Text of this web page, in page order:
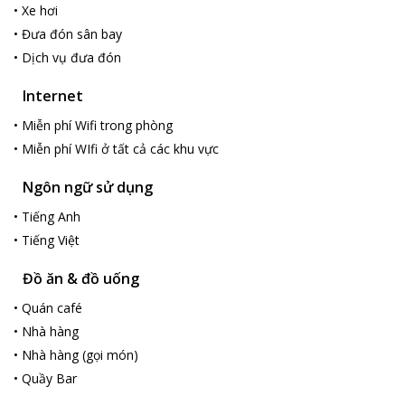
From 4/11/2019-31/03/2020: Stay Min 2 nite get 1 Dinner
free (NON REFUND)
• Xe hơi
• Đưa đón sân bay
• Dịch vụ đưa đón
Internet
• Miễn phí Wifi trong phòng
• Miễn phí WIfi ở tất cả các khu vực
Ngôn ngữ sử dụng
• Tiếng Anh
• Tiếng Việt
Đồ ăn & đồ uống
• Quán café
• Nhà hàng
• Nhà hàng (gọi món)
• Quầy Bar